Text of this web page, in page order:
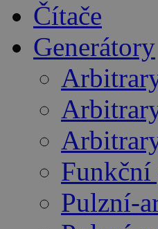
Čítače
Generátory
Pulzní-